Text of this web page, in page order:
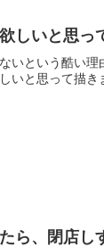
しいと思っ
いという酷い
いと思って描
ら、閉店し